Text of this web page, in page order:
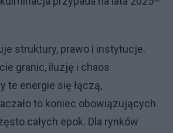
struktury, prawo i instytucje.
granic, iluzję i chaos
te energie się łączą,
to koniec obowiązujących
całych epok. Dla rynków